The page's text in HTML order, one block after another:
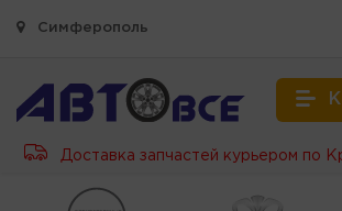
Симферополь
Доставка запчастей курьером по